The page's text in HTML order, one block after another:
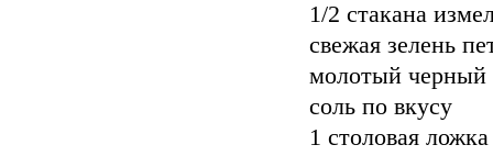
1/2 стакана
свежая зелень
молотый черный
соль по вкусу
1 столовая